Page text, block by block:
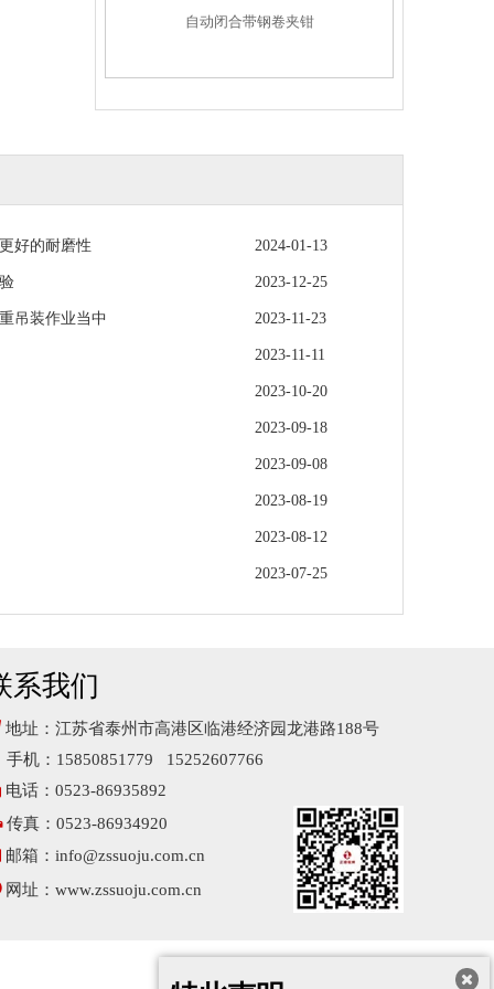
自动闭合带钢卷夹钳
好的耐磨性 2024-01-13
2023-12-25
吊装作业当中 2023-11-23
2023-11-11
2023-10-20
2023-09-18
2023-09-08
2023-08-19
2023-08-12
2023-07-25
系我们
地址：江苏省泰州市高港区临港经济园龙港路188号
机：15850851779 15252607766
电话：0523-86935892
传真：0523-86934920
邮箱： info@zssuoju.com.cn
网址： www.zssuoju.com.cn